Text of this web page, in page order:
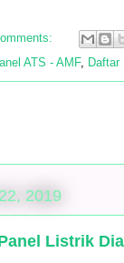
ATS - AMF, Daftar
2019
Listrik